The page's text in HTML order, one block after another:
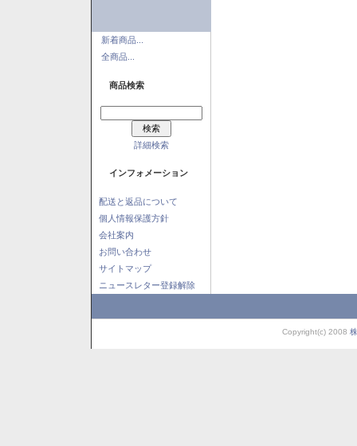
新着商品...
全商品...
商品検索
詳細検索
インフォメーション
配送と返品について
個人情報保護方針
会社案内
お問い合わせ
サイトマップ
ニュースレター登録解除
Copyright(c) 2008